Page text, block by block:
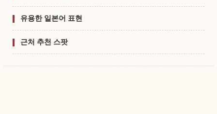
유용한 일본어 표현
근처 추천 스팟